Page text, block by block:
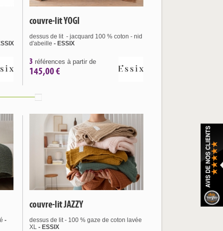
couvre-lit YOGI
dessus de lit - jacquard 100 % coton - nid
d'abeille - ESSIX
3 références à partir de
145,00 €
-
couvre-lit JAZZY
dessus de lit - 100 % gaze de coton lavée
XL - ESSIX